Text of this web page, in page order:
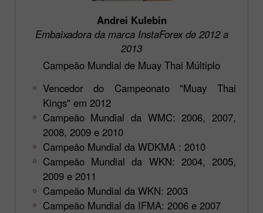
Andrei Kulebin
Embaixadora da marca InstaForex de 2012 a
2013
Campeão Mundial de Muay Thai Múltiplo
Vencedor do Campeonato "Muay Thai
Kings" em 2012
Campeão Mundial da WMC: 2006, 2007,
2008, 2009 e 2010
Campeão Mundial da WDKMA : 2010
Campeão Mundial da WKN: 2004, 2005,
2009 e 2011
Campeão Mundial da WKN: 2003
Campeão Mundial da IFMA: 2006 e 2007